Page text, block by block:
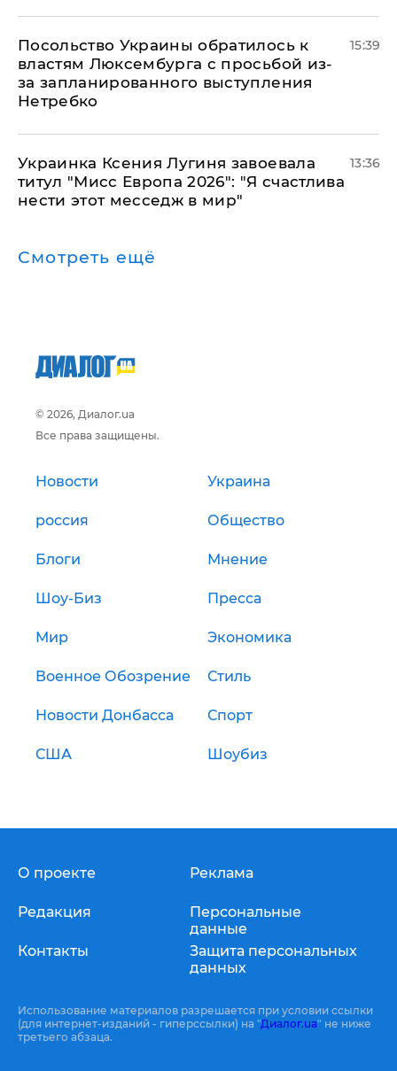
Посольство Украины обратилось к
властям Люксембурга с просьбой из-
за запланированного выступления
Нетребко
15:39
Украинка Ксения Лугиня завоевала
титул "Мисс Европа 2026": "Я счастлива
нести этот месседж в мир"
13:36
Смотреть ещё
© 2026, Диалог.ua
Все права защищены.
Новости Украина
россия Общество
Блоги Мнение
Шоу-Биз Пресса
Мир Экономика
Военное Обозрение Стиль
Новости Донбасса Спорт
США Шоубиз
О проекте
Редакция
Контакты
Реклама
Персональные
данные
Защита персональных
данных
Использование материалов разрешается при условии ссылки
(для интернет-изданий - гиперссылки) на "Диалог.ua" не ниже
третьего абзаца.